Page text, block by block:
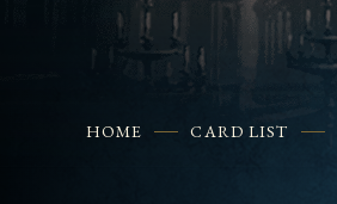
HOME CARD LIST